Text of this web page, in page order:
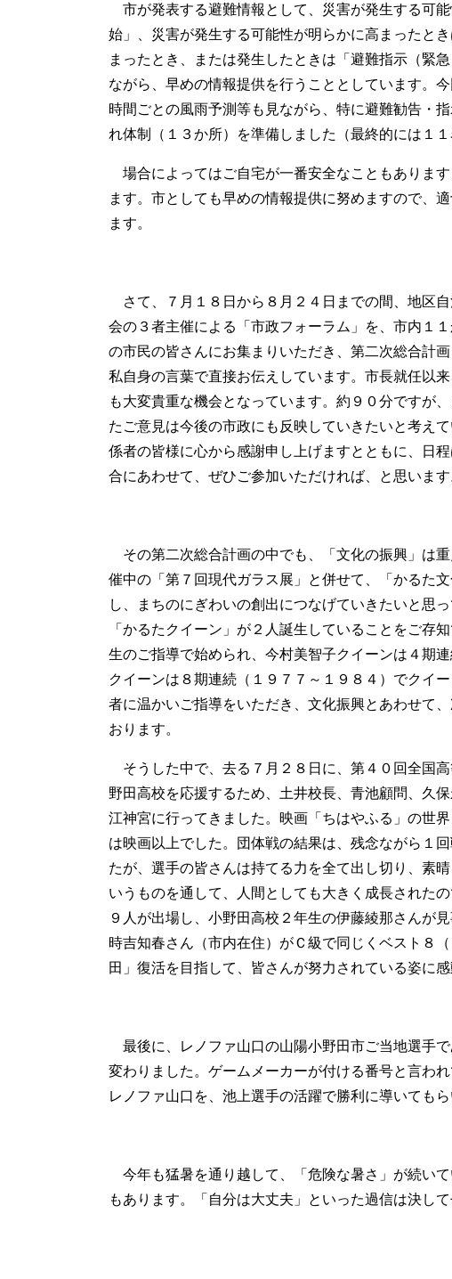
市が発表する避難情報として、災害が発生する可
始」、災害が発生する可能性が明らかに高まったと
まったとき、または発生したときは「避難指示（緊
ながら、早めの情報提供を行うこととしています。
時間ごとの風雨予測等も見ながら、特に避難勧告・
れ体制（１３か所）を準備しました（最終的には１
場合によってはご自宅が一番安全なこともありま
ます。市としても早めの情報提供に努めますので、
ます。
さて、７月１８日から８月２４日までの間、地区
会の３者主催による「市政フォーラム」を、市内１
の市民の皆さんにお集まりいただき、第二次総合計
私自身の言葉で直接お伝えしています。市長就任以
も大変貴重な機会となっています。約９０分ですが
たご意見は今後の市政にも反映していきたいと考え
係者の皆様に心から感謝申し上げますとともに、日
合にあわせて、ぜひご参加いただければ、と思います
その第二次総合計画の中でも、「文化の振興」は
催中の「第７回現代ガラス展」と併せて、「かるた
し、まちのにぎわいの創出につなげていきたいと思
「かるたクイーン」が２人誕生していることをご存
生のご指導で始められ、今村美智子クイーンは４期
クイーンは８期連続（１９７７～１９８４）でクイ
者に温かいご指導をいただき、文化振興とあわせて
おります。
そうした中で、去る７月２８日に、第４０回全国
野田高校を応援するため、土井校長、青池顧問、久
江神宮に行ってきました。映画「ちはやふる」の世
は映画以上でした。団体戦の結果は、残念ながら１
たが、選手の皆さんは持てる力を全て出し切り、素
いうものを通して、人間としても大きく成長された
９人が出場し、小野田高校２年生の伊藤綾那さんが
時吉知春さん（市内在住）がＣ級で同じくベスト８
田」復活を目指して、皆さんが努力されている姿に
最後に、レノファ山口の山陽小野田市ご当地選手
変わりました。ゲームメーカーが付ける番号と言わ
レノファ山口を、池上選手の活躍で勝利に導いても
今年も猛暑を通り越して、「危険な暑さ」が続い
もあります。「自分は大丈夫」といった過信は決し